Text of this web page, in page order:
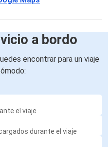
a bordo
encontrar para un viaje
el viaje
durante el viaje